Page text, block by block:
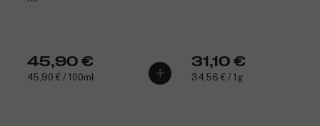
45,90 €
45,90 € / 100ml
31,10 €
34,56 € / 1g